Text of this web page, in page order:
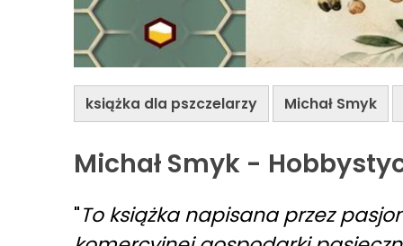
książka dla pszczelarzy Michał Smyk
Michał Smyk -
"To książka napisana przez